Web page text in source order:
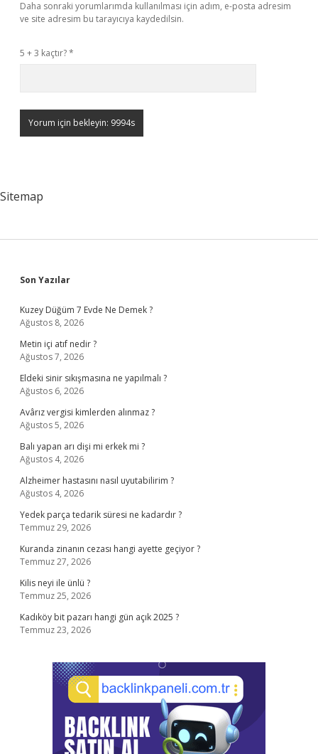
Daha sonraki yorumlarımda kullanılması için adım, e-posta adresim
ve site adresim bu tarayıcıya kaydedilsin.
5 + 3 kaçtır?*
Sitemap
Sidebar
Son Yazılar
Kuzey Düğüm 7 Evde Ne Demek ?
Ağustos 8, 2026
Metin içi atıf nedir ?
Ağustos 7, 2026
Eldeki sinir sıkışmasına ne yapılmalı ?
Ağustos 6, 2026
Avârız vergisi kimlerden alınmaz ?
Ağustos 5, 2026
Balı yapan arı dişi mi erkek mi ?
Ağustos 4, 2026
Alzheimer hastasını nasıl uyutabilirim ?
Ağustos 4, 2026
Yedek parça tedarik süresi ne kadardır ?
Temmuz 29, 2026
Kuranda zinanın cezası hangi ayette geçiyor ?
Temmuz 27, 2026
Kilis neyi ile ünlü ?
Temmuz 25, 2026
Kadıköy bit pazarı hangi gün açık 2025 ?
Temmuz 23, 2026